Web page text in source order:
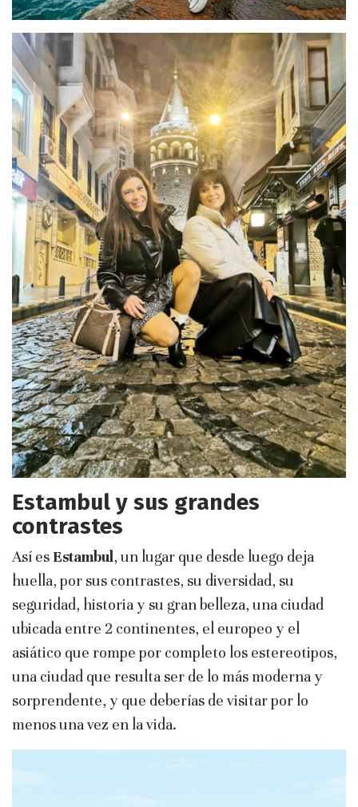
Estambul y sus grandes
contrastes
Así es Estambul, un lugar que desde luego deja
huella, por sus contrastes, su diversidad, su
seguridad, historia y su gran belleza, una ciudad
ubicada entre 2 continentes, el europeo y el
asiático que rompe por completo los estereotipos,
una ciudad que resulta ser de lo más moderna y
sorprendente, y que deberías de visitar por lo
menos una vez en la vida.